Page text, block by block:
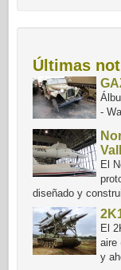
Últimas
-
El
diseñado y
El
aire
y